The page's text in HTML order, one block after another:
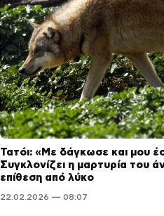
Τατόι: «Με δάγκωσε και μου
Συγκλονίζει η μαρτυρία του
επίθεση από λύκο
22.02.2026 — 08:07